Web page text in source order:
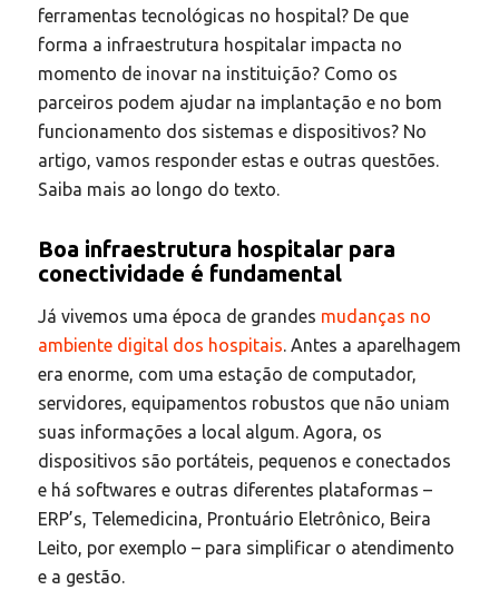
ferramentas tecnológicas no hospital? De que
forma a infraestrutura hospitalar impacta no
momento de inovar na instituição? Como os
parceiros podem ajudar na implantação e no bom
funcionamento dos sistemas e dispositivos? No
artigo, vamos responder estas e outras questões.
Saiba mais ao longo do texto.
Boa infraestrutura hospitalar para
conectividade é fundamental
Já vivemos uma época de grandes mudanças no
ambiente digital dos hospitais. Antes a aparelhagem
era enorme, com uma estação de computador,
servidores, equipamentos robustos que não uniam
suas informações a local algum. Agora, os
dispositivos são portáteis, pequenos e conectados
e há softwares e outras diferentes plataformas –
ERP’s, Telemedicina, Prontuário Eletrônico, Beira
Leito, por exemplo – para simplificar o atendimento
e a gestão.